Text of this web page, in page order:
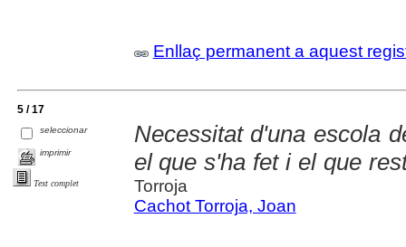
Enllaç permanent a aquest
5 / 17
seleccionar
imprimir
Text complet
Necessitat d'una escola
el que s'ha fet i el que
Torroja
Cachot Torroja, Joan